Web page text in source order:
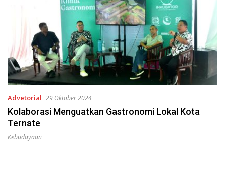
Advetorial 29 Oktober 2024
Kolaborasi Menguatkan Gastronomi Lokal Kota
Ternate
Kebudayaan